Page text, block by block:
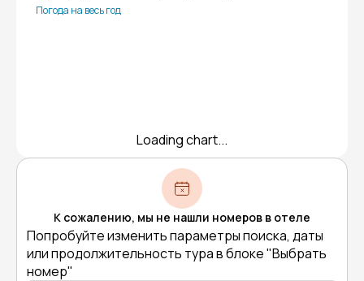
Погода на весь год
Loading chart...
К сожалению, мы не нашли номеров в отеле
Попробуйте изменить параметры поиска, даты
или продолжительность тура в блоке "Выбрать
номер"